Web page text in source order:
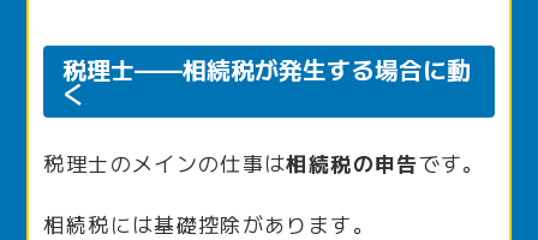
税理士——相続税が発生する場合に動
く
税理士のメインの仕事は相続税の申告です。
相続税には基礎控除があります。